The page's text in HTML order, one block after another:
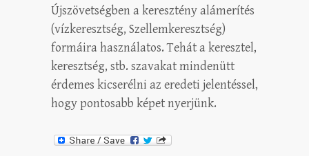
Újszövetségben a keresztény alámerítés
(vízkeresztség, Szellemkeresztség)
formáira használatos. Tehát a keresztel,
keresztség, stb. szavakat mindenütt
érdemes kicserélni az eredeti jelentéssel,
hogy pontosabb képet nyerjünk.